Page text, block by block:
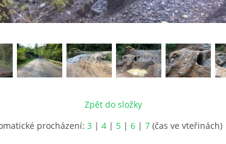
Zpět do složky
procházení: 3 | 4 | 5 | 6 | 7 (čas ve vteřinách)